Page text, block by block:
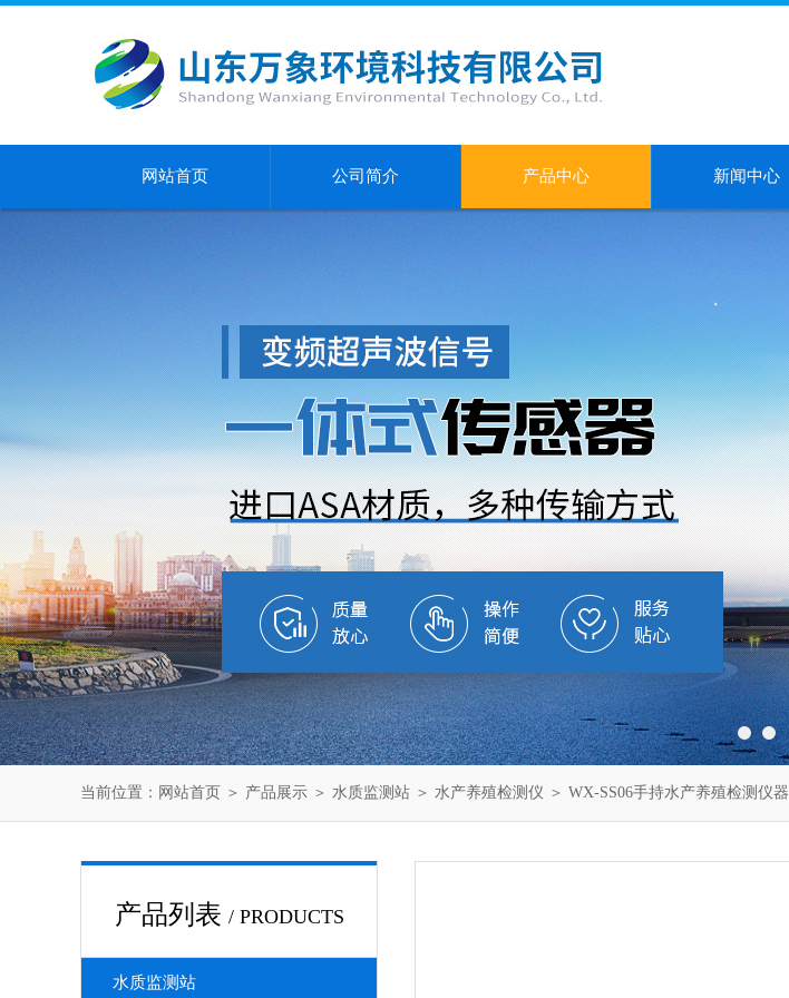
网站首页 公司简介 产品中心 新闻中心
当前位置： 网站首页 ＞ 产品展示 ＞ 水质监测站 ＞ 水产养殖检测仪 ＞ WX-SS06手持水产养殖检测仪器
产品列表 / PRODUCTS
水质监测站